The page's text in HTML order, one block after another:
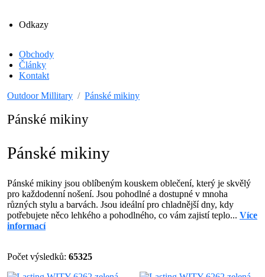
Odkazy
Obchody
Články
Kontakt
Outdoor Millitary
Pánské mikiny
Pánské mikiny
Pánské mikiny
Pánské mikiny jsou oblíbeným kouskem oblečení, který je skvělý
pro každodenní nošení. Jsou pohodlné a dostupné v mnoha
různých stylu a barvách. Jsou ideální pro chladnější dny, kdy
potřebujete něco lehkého a pohodlného, co vám zajistí teplo... Více
informací
Počet výsledků: 65325